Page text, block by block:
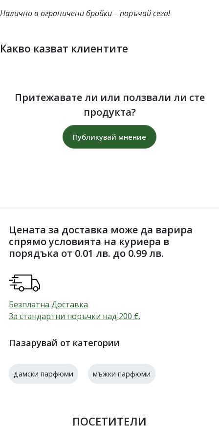
Налично в ограничени бройки – поръчай сега!
Какво казват клиентите
Притежавате ли или ползвали ли сте
продукта?
Публикувай мнение
Цената за доставка може да варира
спрямо условията на куриера в
порядъка от 0.01 лв. до 0.99 лв.
Безплатна Доставка
За стандартни поръчки над 200 €.
Пазарувай от категории
дамски парфюми мъжки парфюми
ПОСЕТИТЕЛИ